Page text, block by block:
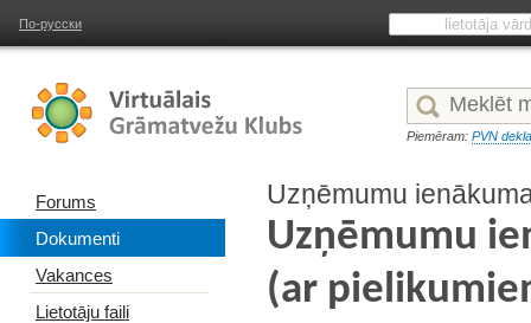
По-русски
Piemēram: PVN
Forums
Dokumenti
Vakances
Lietotāju faili
Uzņēmumu
Uzņēmumu
(ar